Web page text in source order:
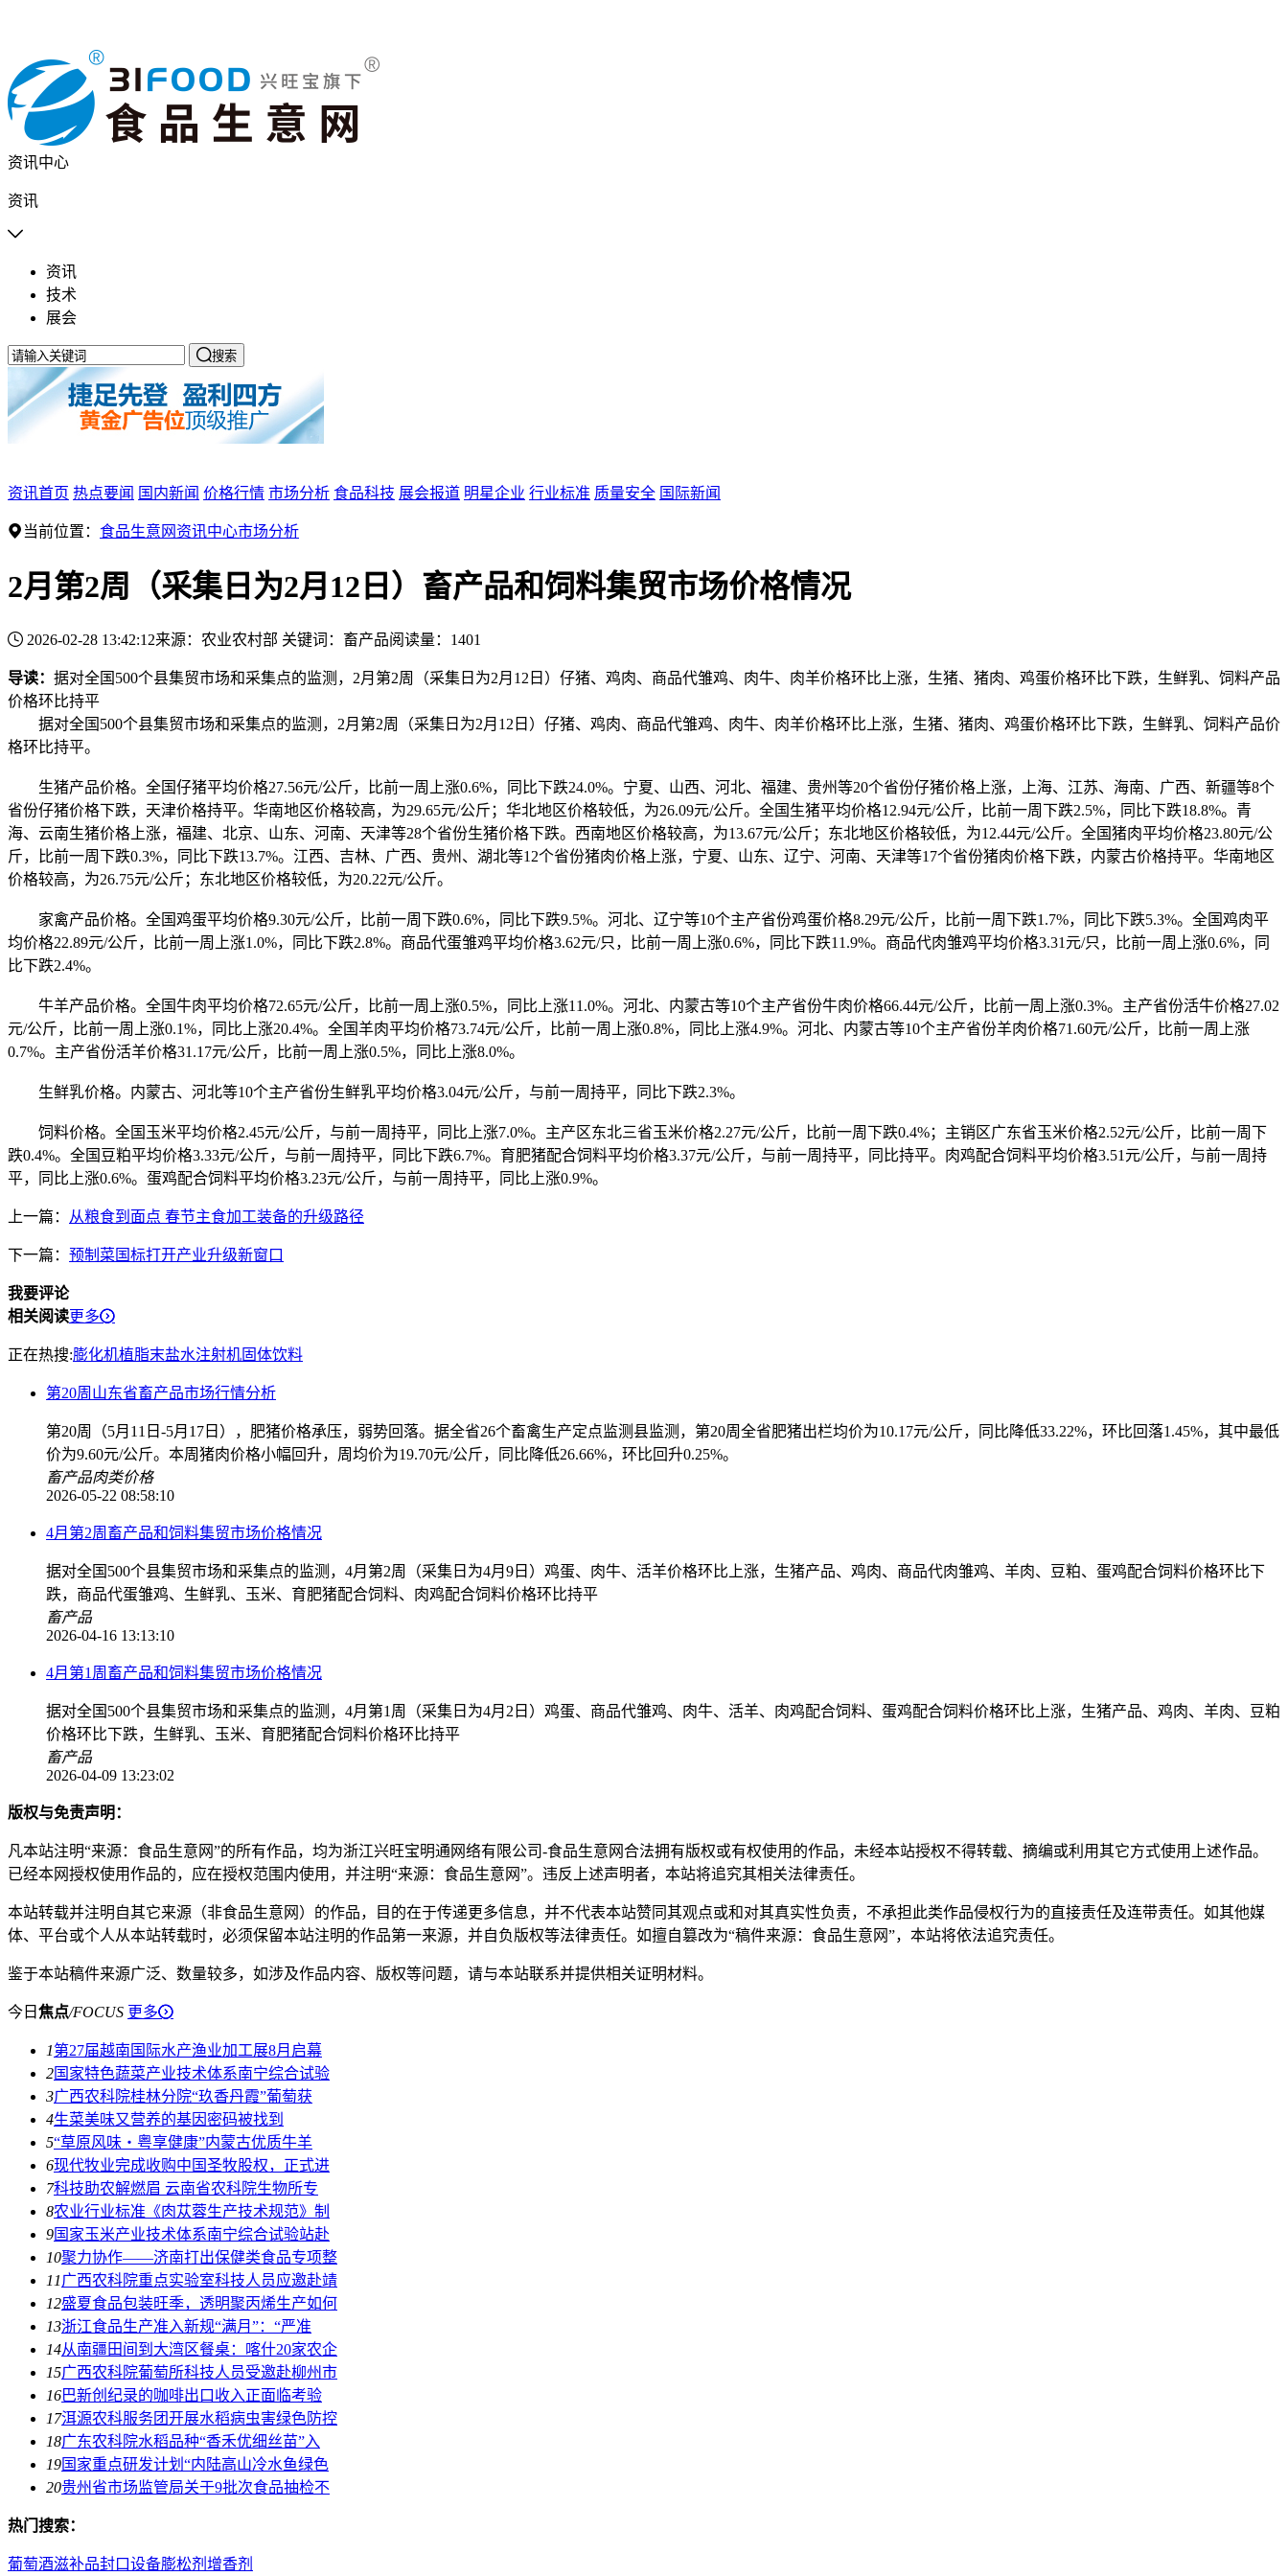
资讯中心
资讯

资讯
技术
展会
搜索
资讯首页 热点要闻 国内新闻 价格行情 市场分析 食品科技 展会报道 明星企业 行业标准 质量安全 国际新闻
当前位置： 食品生意网 资讯中心市场分析
2月第2周（采集日为2月12日）畜产品和饲料集贸市场价格情况
2026-02-28 13:42:12来源：农业农村部 关键词： 畜产品阅读量：1401
导读： 据对全国500个县集贸市场和采集点的监测，2月第2周（采集日为2月12日）仔猪、鸡肉、商品代雏鸡、肉牛、肉羊价格环比上涨，生猪、猪肉、鸡蛋价格环比下跌，生鲜乳、饲料产品
价格环比持平
据对全国500个县集贸市场和采集点的监测，2月第2周（采集日为2月12日）仔猪、 鸡肉、商品代雏鸡、 肉牛、 肉羊价格环比上涨， 生猪、 猪肉、 鸡蛋价格环比下跌， 生鲜乳、 饲料产品价
格环比持平。
生猪产品价格。全国仔猪平均价格27.56元/公斤，比前一周上涨0.6%，同比下跌24.0%。宁夏、山西、河北、福建、贵州等20个省份仔猪价格上涨，上海、江苏、海南、广西、新疆等8个
省份仔猪价格下跌，天津价格持平。华南地区价格较高，为29.65元/公斤；华北地区价格较低，为26.09元/公斤。全国生猪平均价格12.94元/公斤，比前一周下跌2.5%，同比下跌18.8%。青
海、云南生猪价格上涨，福建、北京、山东、河南、天津等28个省份生猪价格下跌。西南地区价格较高，为13.67元/公斤；东北地区价格较低，为12.44元/公斤。全国猪肉平均价格23.80元/公
斤，比前一周下跌0.3%，同比下跌13.7%。江西、吉林、广西、贵州、湖北等12个省份猪肉价格上涨，宁夏、山东、辽宁、河南、天津等17个省份猪肉价格下跌，内蒙古价格持平。华南地区
价格较高，为26.75元/公斤；东北地区价格较低，为20.22元/公斤。
家禽产品价格。全国鸡蛋平均价格9.30元/公斤，比前一周下跌0.6%，同比下跌9.5%。河北、辽宁等10个主产省份鸡蛋价格8.29元/公斤，比前一周下跌1.7%，同比下跌5.3%。全国鸡肉平
均价格22.89元/公斤，比前一周上涨1.0%，同比下跌2.8%。商品代蛋雏鸡平均价格3.62元/只，比前一周上涨0.6%，同比下跌11.9%。商品代肉雏鸡平均价格3.31元/只，比前一周上涨0.6%，同
比下跌2.4%。
牛羊产品价格。全国牛肉平均价格72.65元/公斤，比前一周上涨0.5%，同比上涨11.0%。河北、内蒙古等10个主产省份牛肉价格66.44元/公斤，比前一周上涨0.3%。主产省份活牛价格27.02
元/公斤，比前一周上涨0.1%，同比上涨20.4%。全国羊肉平均价格73.74元/公斤，比前一周上涨0.8%，同比上涨4.9%。河北、内蒙古等10个主产省份羊肉价格71.60元/公斤，比前一周上涨
0.7%。主产省份活羊价格31.17元/公斤，比前一周上涨0.5%，同比上涨8.0%。
生鲜乳价格。内蒙古、河北等10个主产省份生鲜乳平均价格3.04元/公斤，与前一周持平，同比下跌2.3%。
饲料价格。全国玉米平均价格2.45元/公斤，与前一周持平，同比上涨7.0%。主产区东北三省玉米价格2.27元/公斤，比前一周下跌0.4%；主销区广东省玉米价格2.52元/公斤，比前一周下
跌0.4%。全国豆粕平均价格3.33元/公斤，与前一周持平，同比下跌6.7%。育肥猪配合饲料平均价格3.37元/公斤，与前一周持平，同比持平。肉鸡配合饲料平均价格3.51元/公斤，与前一周持
平，同比上涨0.6%。蛋鸡配合饲料平均价格3.23元/公斤，与前一周持平，同比上涨0.9%。
上一篇： 从粮食到面点 春节主食加工装备的升级路径
下一篇： 预制菜国标打开产业升级新窗口
我要评论
相关阅读更多
正在热搜:膨化机植脂末盐水注射机固体饮料
第20周山东省畜产品市场行情分析
第20周（5月11日-5月17日），肥猪价格承压，弱势回落。据全省26个畜禽生产定点监测县监测，第20周全省肥猪出栏均价为10.17元/公斤，同比降低33.22%，环比回落1.45%，其中最低
价为9.60元/公斤。本周猪肉价格小幅回升，周均价为19.70元/公斤，同比降低26.66%，环比回升0.25%。
畜产品肉类价格
2026-05-22 08:58:10
4月第2周畜产品和饲料集贸市场价格情况
据对全国500个县集贸市场和采集点的监测，4月第2周（采集日为4月9日）鸡蛋、肉牛、活羊价格环比上涨，生猪产品、鸡肉、商品代肉雏鸡、羊肉、豆粕、蛋鸡配合饲料价格环比下
跌，商品代蛋雏鸡、生鲜乳、玉米、育肥猪配合饲料、肉鸡配合饲料价格环比持平
畜产品
2026-04-16 13:13:10
4月第1周畜产品和饲料集贸市场价格情况
据对全国500个县集贸市场和采集点的监测，4月第1周（采集日为4月2日）鸡蛋、商品代雏鸡、肉牛、活羊、肉鸡配合饲料、蛋鸡配合饲料价格环比上涨，生猪产品、鸡肉、羊肉、豆粕
价格环比下跌，生鲜乳、玉米、育肥猪配合饲料价格环比持平
畜产品
2026-04-09 13:23:02
版权与免责声明：
凡本站注明“来源：食品生意网”的所有作品，均为浙江兴旺宝明通网络有限公司-食品生意网合法拥有版权或有权使用的作品，未经本站授权不得转载、摘编或利用其它方式使用上述作品。
已经本网授权使用作品的，应在授权范围内使用，并注明“来源：食品生意网”。违反上述声明者，本站将追究其相关法律责任。
本站转载并注明自其它来源（非食品生意网）的作品，目的在于传递更多信息，并不代表本站赞同其观点或和对其真实性负责，不承担此类作品侵权行为的直接责任及连带责任。如其他媒
体、平台或个人从本站转载时，必须保留本站注明的作品第一来源，并自负版权等法律责任。如擅自篡改为“稿件来源：食品生意网”，本站将依法追究责任。
鉴于本站稿件来源广泛、数量较多，如涉及作品内容、版权等问题，请与本站联系并提供相关证明材料。
今日 焦点/FOCUS 更多
1第27届越南国际水产渔业加工展8月启幕
2国家特色蔬菜产业技术体系南宁综合试验
3广西农科院桂林分院“玖香丹霞”葡萄获
4生菜美味又营养的基因密码被找到
5“草原风味・粤享健康”内蒙古优质牛羊
6现代牧业完成收购中国圣牧股权，正式进
7科技助农解燃眉 云南省农科院生物所专
8农业行业标准《肉苁蓉生产技术规范》制
9国家玉米产业技术体系南宁综合试验站赴
10聚力协作——济南打出保健类食品专项整
11广西农科院重点实验室科技人员应邀赴靖
12盛夏食品包装旺季，透明聚丙烯生产如何
13浙江食品生产准入新规“满月”：“严准
14从南疆田间到大湾区餐桌：喀什20家农企
15广西农科院葡萄所科技人员受邀赴柳州市
16巴新创纪录的咖啡出口收入正面临考验
17洱源农科服务团开展水稻病虫害绿色防控
18广东农科院水稻品种“香禾优细丝苗”入
19国家重点研发计划“内陆高山冷水鱼绿色
20贵州省市场监管局关于9批次食品抽检不
热门搜索：
葡萄酒滋补品封口设备膨松剂 增香剂